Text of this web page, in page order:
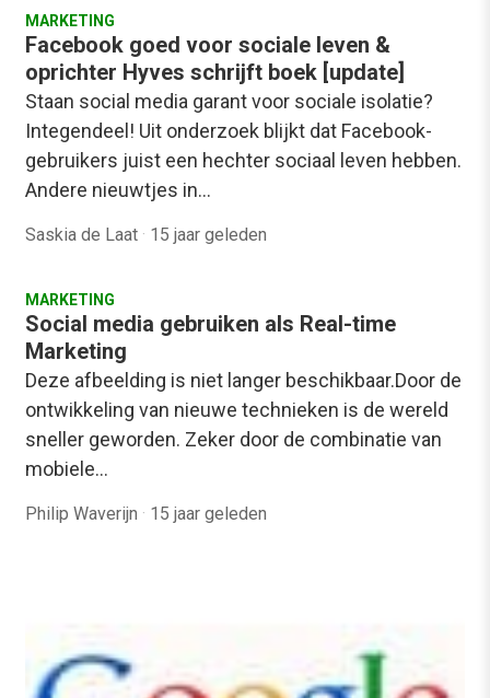
MARKETING
Facebook goed voor sociale leven &
oprichter Hyves schrijft boek [update]
Staan social media garant voor sociale isolatie?
Integendeel! Uit onderzoek blijkt dat Facebook-
gebruikers juist een hechter sociaal leven hebben.
Andere nieuwtjes in…
Saskia de Laat · 15 jaar geleden
MARKETING
Social media gebruiken als Real-time
Marketing
Deze afbeelding is niet langer beschikbaar.Door de
ontwikkeling van nieuwe technieken is de wereld
sneller geworden. Zeker door de combinatie van
mobiele…
Philip Waverijn · 15 jaar geleden